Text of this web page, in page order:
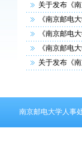
关于发布《
《南京邮电
《南京邮电
《南京邮电
关于发布《
南京邮电大学人事